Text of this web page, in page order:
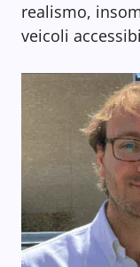
realismo,
veicoli